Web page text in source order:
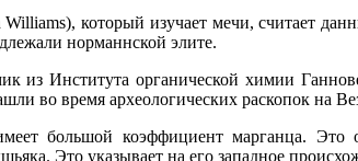
который изучает мечи, считает
норманнской элите.
из Института органической химии
во время археологических раскопок на
большой коэффициент марганца. Это
Это указывает на его западное